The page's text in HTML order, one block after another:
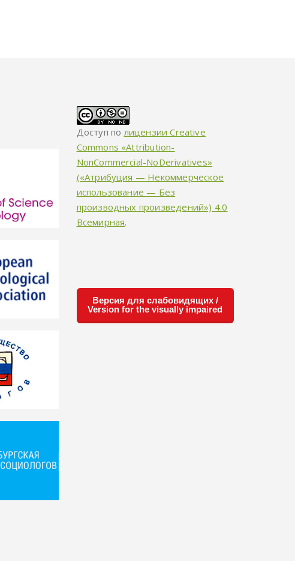
Доступ по лицензии Creative
Commons «Attribution-
NonCommercial-NoDerivatives»
(«Атрибуция — Некоммерческое
использование — Без
производных произведений») 4.0
Всемирная.
Версия для слабовидящих /
Version for the visually impaired